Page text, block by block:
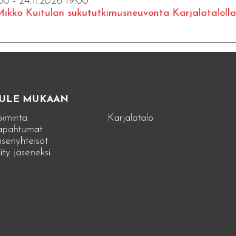
Kuitulan sukututkimusneuvonta Karjalatalolla
MUKAAN
jäseneksi
Karjalatalo